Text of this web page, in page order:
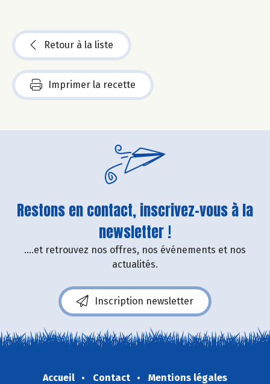
Retour à la liste
Imprimer la recette
Restons en contact, inscrivez-vous à la
newsletter !
....et retrouvez nos offres, nos événements et nos
actualités.
Inscription newsletter
Accueil Contact
Mentions légales